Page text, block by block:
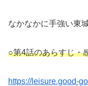
なかなかに手強い東
○第4話のあらすじ・
https://leisure.good-